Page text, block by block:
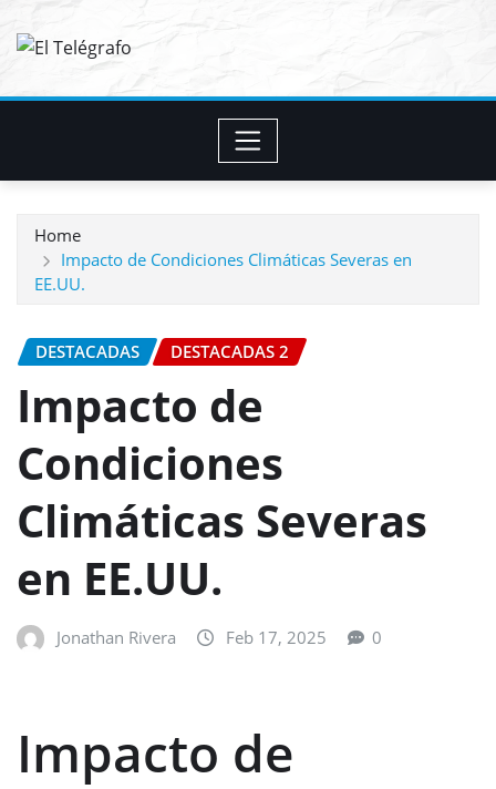
Home
Impacto de Condiciones Climáticas Severas en
EE.UU.
DESTACADAS DESTACADAS 2
Impacto de
Condiciones
Climáticas Severas
en EE.UU.
Jonathan Rivera Feb 17, 2025 0
Impacto de